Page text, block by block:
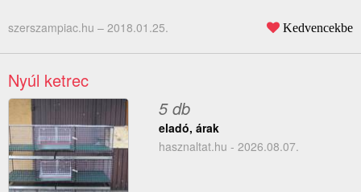
szerszampiac.hu – 2018.01.25. Kedvencekbe
Nyúl ketrec
5 db
eladó, árak
hasznaltat.hu - 2026.08.07.